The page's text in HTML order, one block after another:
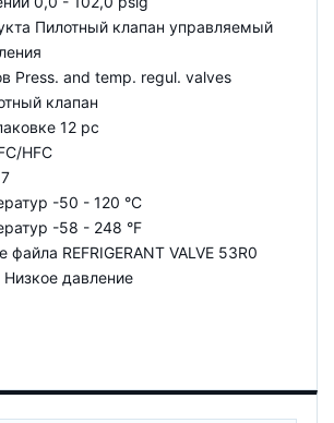
Пилотный клапан управляемый
Press. and temp. regul. valves
клапан
12 pc
HFC
-50 - 120 °C
-58 - 248 °F
REFRIGERANT VALVE 53R0
Низкое давление